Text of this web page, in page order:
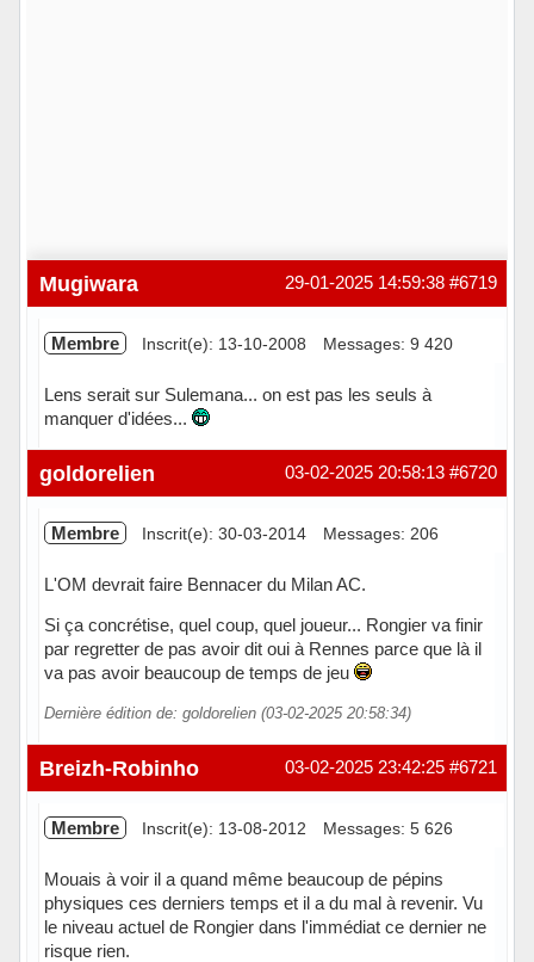
#6719
29-01-2025 14:59:38
Mugiwara
Membre Inscrit(e): 13-10-2008 Messages: 9 420
Lens serait sur Sulemana... on est pas les seuls à
manquer d'idées...
Hors ligne #6720
03-02-2025 20:58:13
goldorelien
Membre Inscrit(e): 30-03-2014 Messages: 206
L'OM devrait faire Bennacer du Milan AC.
Si ça concrétise, quel coup, quel joueur... Rongier va finir
par regretter de pas avoir dit oui à Rennes parce que là il
va pas avoir beaucoup de temps de jeu
Dernière édition de: goldorelien (03-02-2025 20:58:34)
Hors ligne #6721
03-02-2025 23:42:25
Breizh-Robinho
Membre Inscrit(e): 13-08-2012 Messages: 5 626
Mouais à voir il a quand même beaucoup de pépins
physiques ces derniers temps et il a du mal à revenir. Vu
le niveau actuel de Rongier dans l'immédiat ce dernier ne
risque rien.